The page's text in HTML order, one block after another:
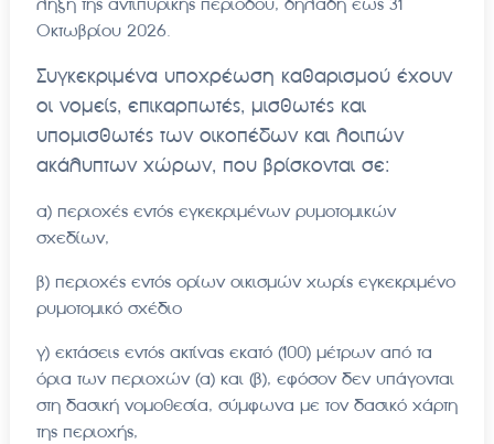
Οκτωβρίου 2026.
Συγκεκριμένα υποχρέωση καθαρισμού έχουν
οι νομείς, επικαρπωτές, μισθωτές και
υπομισθωτές των οικοπέδων και λοιπών
ακάλυπτων χώρων, που βρίσκονται σε:
α) περιοχές εντός εγκεκριμένων ρυμοτομικών
σχεδίων,
β) περιοχές εντός ορίων οικισμών χωρίς εγκεκριμένο
ρυμοτομικό σχέδιο
γ) εκτάσεις εντός ακτίνας εκατό (100) μέτρων από τα
όρια των περιοχών (α) και (β), εφόσον δεν υπάγονται
στη δασική νομοθεσία, σύμφωνα με τον δασικό χάρτη
της περιοχής,